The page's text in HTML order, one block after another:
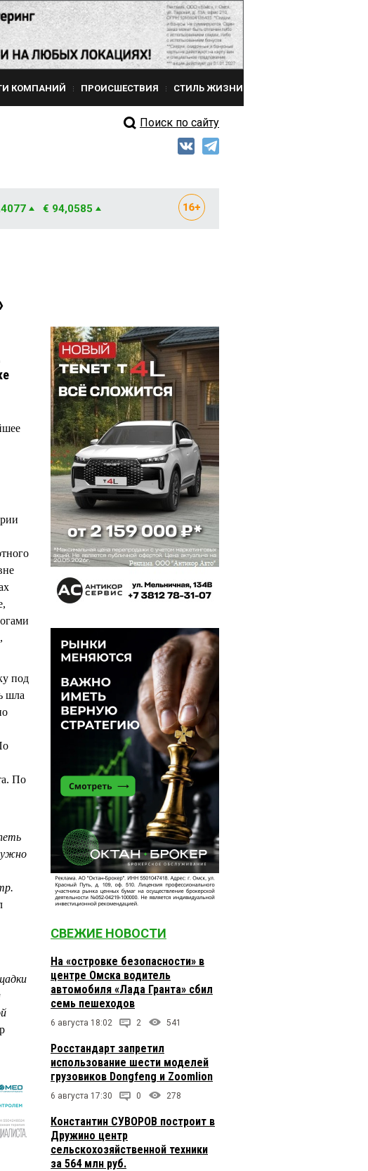
КОМПАНИЙ ПРОИСШЕСТВИЯ СТИЛЬ ЖИЗНИ
Поиск по сайту
€ 94,0585
под
шла
По
СВЕЖИЕ НОВОСТИ
На «островке безопасности» в
центре Омска водитель
автомобиля «Лада Гранта» сбил
семь пешеходов
6 августа 18:02 2 541
Росстандарт запретил
использование шести моделей
грузовиков Dongfeng и Zoomlion
6 августа 17:30 0 278
Константин СУВОРОВ построит в
Дружино центр
сельскохозяйственной техники
за 564 млн руб.